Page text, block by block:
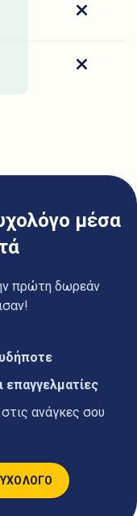
No
No
μέσα
πρώτη δωρεάν
επαγγελματίες
στις ανάγκες σου